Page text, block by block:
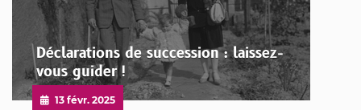
Déclarations de succession : laissez-
vous guider !
Publié
13 févr. 2025